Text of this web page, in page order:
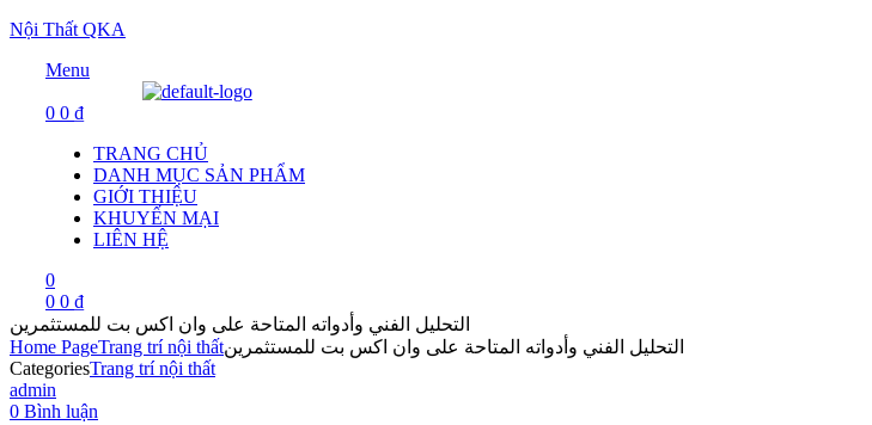
Nội Thất QKA
Menu
0 0 ₫
TRANG CHỦ
DANH MỤC SẢN PHẨM
GIỚI THIỆU
KHUYẾN MẠI
LIÊN HỆ
0
0 0 ₫
التحليل الفني وأدواته المتاحة على وان اكس بت للمستثمرين
Home PageTrang trí nội thấtالتحليل الفني وأدواته المتاحة على وان اكس بت للمستثمرين
CategoriesTrang trí nội thất
admin
0 Bình luận